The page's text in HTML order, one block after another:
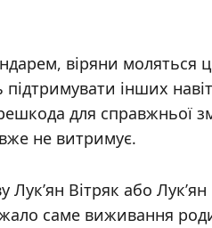
віряни моляться
підтримувати інших
для справжньої
не витримує.
Вітряк або
саме виживання